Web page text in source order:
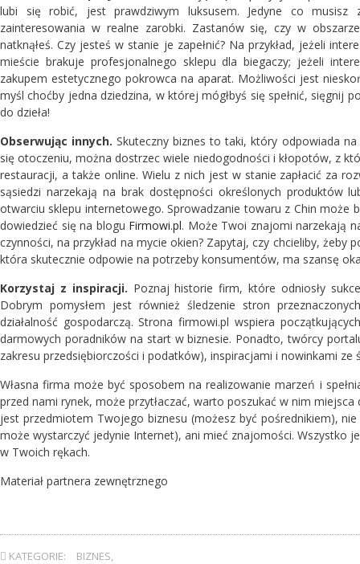
lubi się robić, jest prawdziwym luksusem. Jedyne co
zainteresowania w realne zarobki. Zastanów się, czy w
natknąłeś. Czy jesteś w stanie je zapełnić? Na przykład, jeżeli
mieście brakuje profesjonalnego sklepu dla biegaczy; jeżeli
zakupem estetycznego pokrowca na aparat. Możliwości jest
myśl choćby jedna dziedzina, w której mógłbyś się spełnić, sięgnij
do dzieła!
Obserwując innych.Skuteczny biznes to taki, który odpowiada
się otoczeniu, można dostrzec wiele niedogodności i kłopotów, z
restauracji, a także online. Wielu z nich jest w stanie zapłacić za
sąsiedzi narzekają na brak dostępności określonych produktów
otwarciu sklepu internetowego. Sprowadzanie towaru z Chin może
dowiedzieć się na blogu Firmowi.pl. Może Twoi znajomi narzekają
czynności, na przykład na mycie okien? Zapytaj, czy chcieliby, żeby
która skutecznie odpowie na potrzeby konsumentów, ma szansę
Korzystaj z inspiracji. Poznaj historie firm, które odniosły
Dobrym pomysłem jest również śledzenie stron
działalność gospodarczą. Strona firmowi.pl wspiera
darmowych poradników na start w biznesie. Ponadto, twórcy
zakresu przedsiębiorczości i podatków), inspiracjami i nowinkami ze
Własna firma może być sposobem na realizowanie marzeń i
przed nami rynek, może przytłaczać, warto poszukać w nim
jest przedmiotem Twojego biznesu (możesz być pośrednikiem),
może wystarczyć jedynie Internet), ani mieć znajomości. Wszystko
w Twoich rękach.
Materiał partnera zewnętrznego
KATEGORIE: BIZNES,